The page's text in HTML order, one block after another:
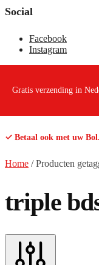
Social
Facebook
Instagram
Gratis verzending in
✓ Betaal ook met uw
Home /Producten
triple